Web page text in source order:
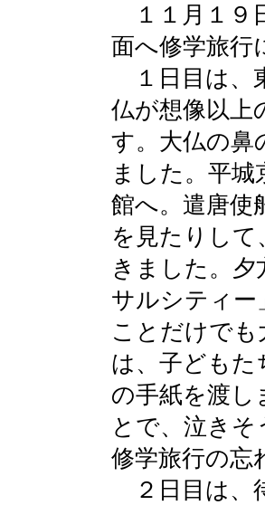
１１月１９
面へ修学旅行
１日目は、
仏が想像以上
す。大仏の鼻
ました。平
館へ。遣唐使
を見たりし
きました。
サルシティー
ことだけで
は、子どもた
の手紙を渡
とで、泣き
修学旅行の忘
２日目は、